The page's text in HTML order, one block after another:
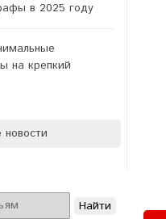
в 2025 году
на крепкий
новости